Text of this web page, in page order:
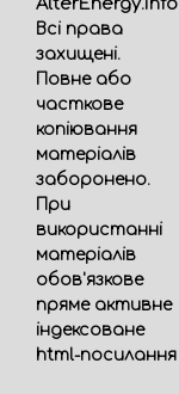
Всі права
захищені.
Повне або
часткове
копіювання
матеріалів
заборонено.
При
використанні
матеріалів
обов'язкове
пряме активне
індексоване
html-посилання